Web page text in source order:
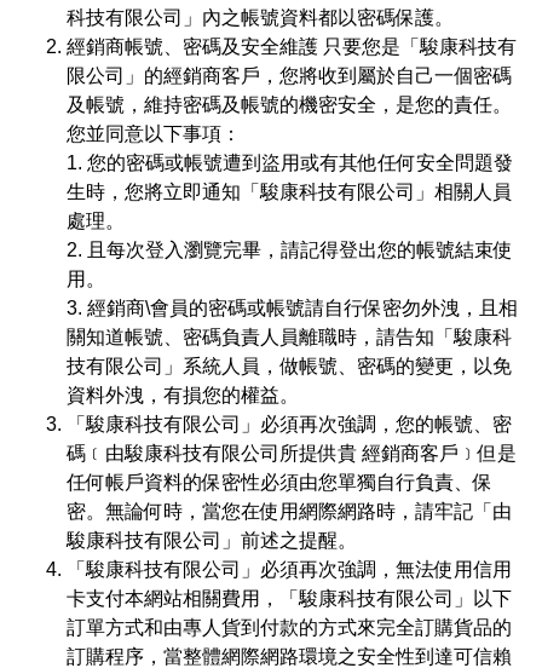
科技有限公司」內之帳號資料都以密碼保護。
經銷商帳號、密碼及安全維護 只要您是「駿康科技有
限公司」的經銷商客戶，您將收到屬於自己一個密碼
及帳號，維持密碼及帳號的機密安全，是您的責任。
您並同意以下事項：
1. 您的密碼或帳號遭到盜用或有其他任何安全問題發
生時，您將立即通知「駿康科技有限公司」相關人員
處理。
2. 且每次登入瀏覽完畢，請記得登出您的帳號結束使
用。
3. 經銷商\會員的密碼或帳號請自行保密勿外洩，且相
關知道帳號、密碼負責人員離職時，請告知「駿康科
技有限公司」系統人員，做帳號、密碼的變更，以免
資料外洩，有損您的權益。
「駿康科技有限公司」必須再次強調，您的帳號、密
碼﹝由駿康科技有限公司所提供貴 經銷商客戶﹞但是
任何帳戶資料的保密性必須由您單獨自行負責、保
密。無論何時，當您在使用網際網路時，請牢記「由
駿康科技有限公司」前述之提醒。
「駿康科技有限公司」必須再次強調，無法使用信用
卡支付本網站相關費用，「駿康科技有限公司」以下
訂單方式和由專人貨到付款的方式來完全訂購貨品的
訂購程序，當整體網際網路環境之安全性到達可信賴